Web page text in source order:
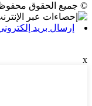
© جميع الحقوق محفوظة - 2010-
إرسال بريد
x